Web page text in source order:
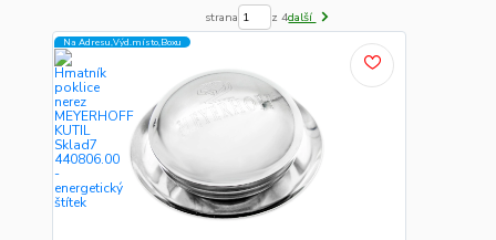
strana z 4další
Na Adresu,Výd.místo,Boxu